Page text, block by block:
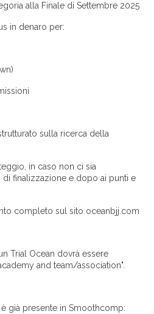
alla Finale di Settembre 2025
in denaro per:
sulla ricerca della
in caso non ci sia
di finalizzazione e dopo ai punti e
completo sul sito oceanbjj.com
Trial Ocean dovrà essere
and team/association".
già presente in Smoothcomp: